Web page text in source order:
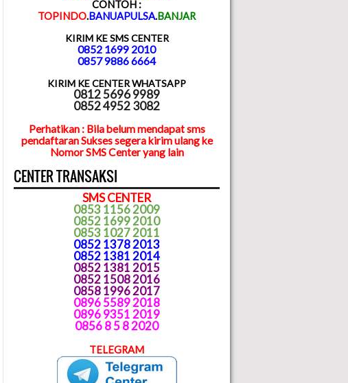
CONTOH :
TOPINDO.BANUAPULSA.BANJAR
KIRIM KE SMS CENTER
0852 1699 2010
0857 9886 6664
KIRIM KE CENTER WHATSAPP
0812 5696 9989
0852 4952 3082
Perhatikan : Bila belum mendapat sms
pendaftaran Sukses segera kirim ulang ke
Nomor SMS Center yang lain
CENTER TRANSAKSI
SMS CENTER
0853 1156 2009
0852 1699 2010
0853 1027 2011
0852 1378 2013
0852 1381 2014
0852 1381 2015
0852 1508 2016
0858 1996 2017
0896 5589 2018
0896 9351 2019
0856 8 5 8 2020
TELEGRAM